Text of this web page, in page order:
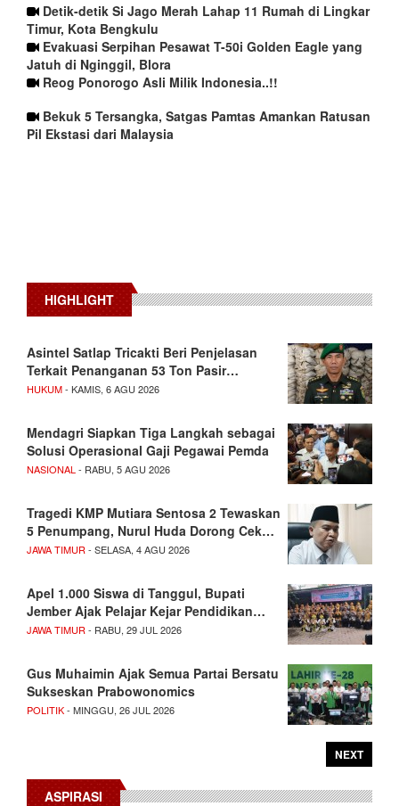
Detik-detik Si Jago Merah Lahap 11 Rumah di Lingkar
Timur, Kota Bengkulu
Evakuasi Serpihan Pesawat T-50i Golden Eagle yang
Jatuh di Nginggil, Blora
Reog Ponorogo Asli Milik Indonesia..!!
Bekuk 5 Tersangka, Satgas Pamtas Amankan Ratusan
Pil Ekstasi dari Malaysia
HIGHLIGHT
Asintel Satlap Tricakti Beri Penjelasan
Terkait Penanganan 53 Ton Pasir…
HUKUM- KAMIS, 6 AGU 2026
Mendagri Siapkan Tiga Langkah sebagai
Solusi Operasional Gaji Pegawai Pemda
NASIONAL - RABU, 5 AGU 2026
Tragedi KMP Mutiara Sentosa 2 Tewaskan
5 Penumpang, Nurul Huda Dorong Cek…
JAWA TIMUR - SELASA, 4 AGU 2026
Apel 1.000 Siswa di Tanggul, Bupati
Jember Ajak Pelajar Kejar Pendidikan…
JAWA TIMUR - RABU, 29 JUL 2026
Gus Muhaimin Ajak Semua Partai Bersatu
Sukseskan Prabowonomics
POLITIK- MINGGU, 26 JUL 2026
NEXT
ASPIRASI